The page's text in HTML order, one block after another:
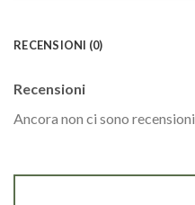
RECENSIONI (0)
Recensioni
Ancora non ci sono recensioni.